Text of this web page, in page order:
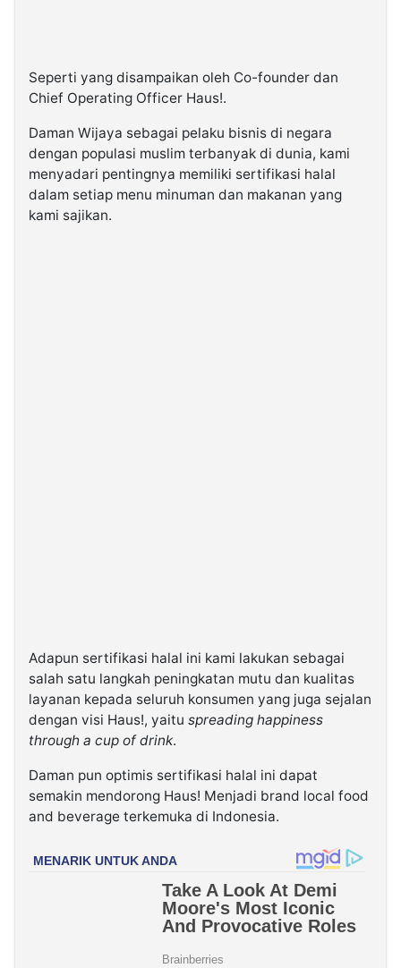
Seperti yang disampaikan oleh Co-founder dan
Chief Operating Officer Haus!.
Daman Wijaya sebagai pelaku bisnis di negara
dengan populasi muslim terbanyak di dunia, kami
menyadari pentingnya memiliki sertifikasi halal
dalam setiap menu minuman dan makanan yang
kami sajikan.
Adapun sertifikasi halal ini kami lakukan sebagai
salah satu langkah peningkatan mutu dan kualitas
layanan kepada seluruh konsumen yang juga sejalan
dengan visi Haus!, yaitu spreading happiness
through a cup of drink.
Daman pun optimis sertifikasi halal ini dapat
semakin mendorong Haus! Menjadi brand local food
and beverage terkemuka di Indonesia.